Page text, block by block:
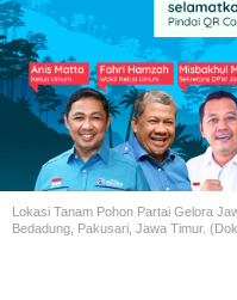
Lokasi Tanam Pohon Partai Gelora
Bedadung, Pakusari, Jawa Timur.